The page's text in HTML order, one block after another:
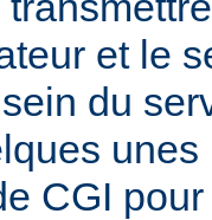
et le
du
CGI